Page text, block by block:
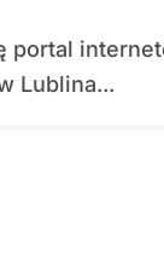
Lublina...